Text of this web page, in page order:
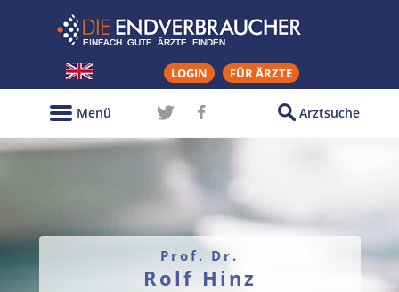
LOGIN FÜR ÄRZTE
Arztsuche
Menü
Prof. Dr.
Rolf Hinz